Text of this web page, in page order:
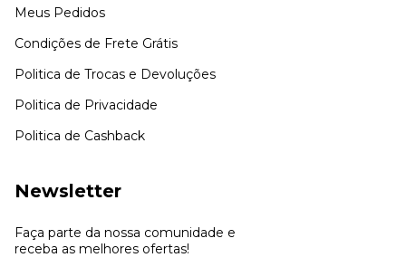
Meus Pedidos
Condições de Frete Grátis
Politica de Trocas e Devoluções
Politica de Privacidade
Politica de Cashback
Newsletter
Faça parte da nossa comunidade e
receba as melhores ofertas!